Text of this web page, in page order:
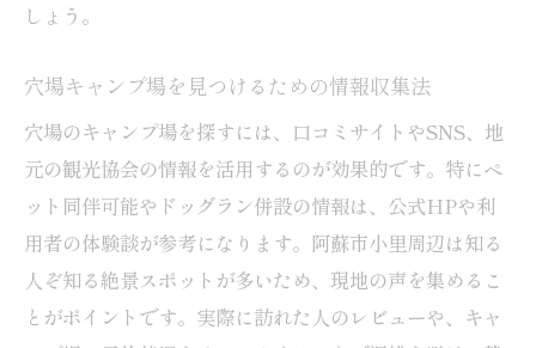
しょう。
穴場キャンプ場を見つけるための情報収集法
穴場のキャンプ場を探すには、口コミサイトやSNS、地
元の観光協会の情報を活用するのが効果的です。特にペ
ット同伴可能やドッグラン併設の情報は、公式HPや利
用者の体験談が参考になります。阿蘇市小里周辺は知る
人ぞ知る絶景スポットが多いため、現地の声を集めるこ
とがポイントです。実際に訪れた人のレビューや、キャ